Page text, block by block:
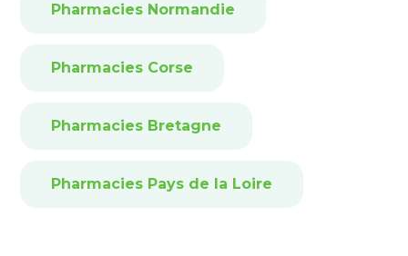
Pharmacies Normandie
Pharmacies Corse
Pharmacies Bretagne
Pharmacies Pays de la Loire